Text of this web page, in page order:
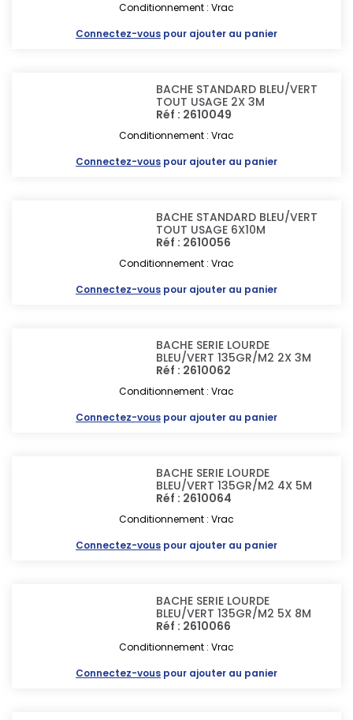
Conditionnement : Vrac
Connectez-vous pour ajouter au panier
BACHE STANDARD BLEU/VERT
TOUT USAGE 2X 3M
Réf : 2610049
Conditionnement : Vrac
Connectez-vous pour ajouter au panier
BACHE STANDARD BLEU/VERT
TOUT USAGE 6X10M
Réf : 2610056
Conditionnement : Vrac
Connectez-vous pour ajouter au panier
BACHE SERIE LOURDE
BLEU/VERT 135GR/M2 2X 3M
Réf : 2610062
Conditionnement : Vrac
Connectez-vous pour ajouter au panier
BACHE SERIE LOURDE
BLEU/VERT 135GR/M2 4X 5M
Réf : 2610064
Conditionnement : Vrac
Connectez-vous pour ajouter au panier
BACHE SERIE LOURDE
BLEU/VERT 135GR/M2 5X 8M
Réf : 2610066
Conditionnement : Vrac
Connectez-vous pour ajouter au panier